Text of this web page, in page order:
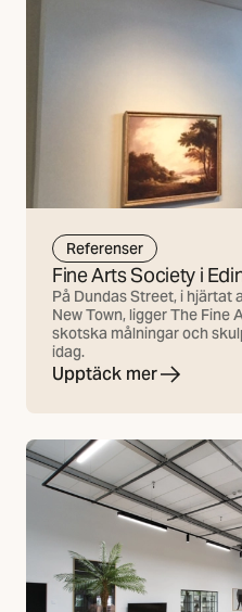
Referenser
Fine Arts Society i
På Dundas Street, i hjärtat
New Town, ligger The Fine
skotska målningar och
idag.
Upptäck mer